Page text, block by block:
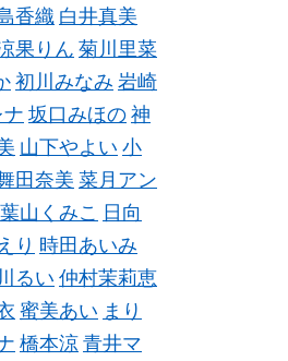
香織 白井真美
果りん 菊川里菜
初川みなみ 岩崎
坂口みほの 神
山下やよい 小
田奈美 菜月アン
葉山くみこ 日向
り 時田あいみ
るい 仲村茉莉恵
蜜美あい まり
橋本涼 青井マ